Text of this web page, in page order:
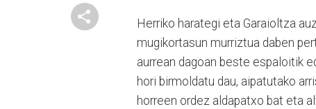
Herriko harategi eta Garaioltza
mugikortasun murriztua daben
aurrean dagoan beste espaloitik
hori birmoldatu dau, aipatutako
horreen ordez aldapatxo bat eta